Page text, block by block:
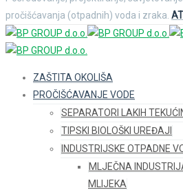
pročišćavanja (otpadnih) voda i zraka.
ZAŠTITA OKOLIŠA
PROČIŠĆAVANJE VODE
SEPARATORI LAKIH
TIPSKI BIOLOŠKI UREĐAJI
INDUSTRIJSKE OTPADNE
MLJEČNA
MLIJEKA